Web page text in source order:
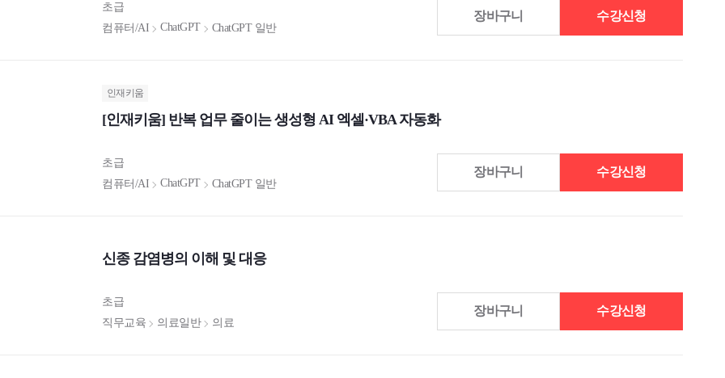
초급
컴퓨터/AI
ChatGPT ChatGPT 일반
장바구니 수강신청
인재키움
[인재키움] 반복 업무 줄이는 생성형 AI 엑셀·VBA 자동화
초급
컴퓨터/AI
ChatGPT ChatGPT 일반
장바구니 수강신청
신종 감염병의 이해 및 대응
초급
직무교육
의료일반 의료
장바구니 수강신청